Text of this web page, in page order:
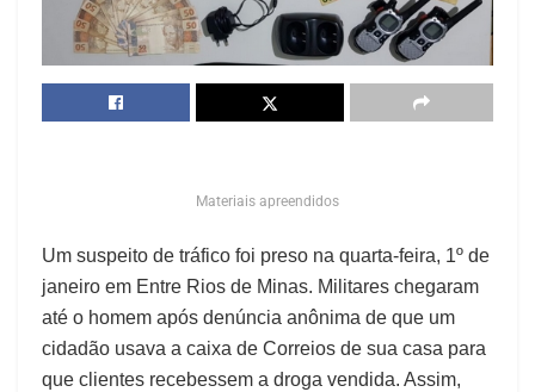
Materiais apreendidos
Um suspeito de tráfico foi preso na quarta-feira, 1º de
janeiro em Entre Rios de Minas. Militares chegaram
até o homem após denúncia anônima de que um
cidadão usava a caixa de Correios de sua casa para
que clientes recebessem a droga vendida. Assim,